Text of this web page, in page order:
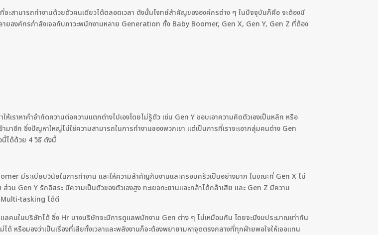
ะสามารถทำงานด้วยตัวคนเดียวได้ตลอดเวลา ดังนั้นโจทย์สำคัญขององค์กรต่าง ๆ ในปัจจุบันก็คือ จะต้องมี
องค์กรกำลังเจอกับภาวะพนักงานหลาย Generation ทั้ง Baby Boomer, Gen X, Gen Y, Gen Z ที่ต้อง
ราหาคำจำกัดความต่อความแตกต่างไปเองโดยไม่รู้ตัว เช่น Gen Y ชอบเอาความคิดตัวเองเป็นหลัก หรือ
าอีก ซึ่งปัญหาใหญ่ไม่ใช่ความสามารถในการทำงานของพวกเขา แต่เป็นการที่เราจะเอากลุ่มคนต่าง Gen
นี้ได้ด้วย 4 วิธี ดังนี้
มีระเบียบวินัยในการทำงาน และให้ความสำคัญกับงานและครอบครัวเป็นอย่างมาก ในขณะที่ Gen X ไม่
น Gen Y รักอิสระ มีความเป็นตัวของตัวเองสูง ทะเยอทะยานและกล้าได้กล้าเสีย และ Gen Z มีความ
Multi-tasking ได้ดี
ลคนในบริษัทได้ ซึ่ง Hr บางบริษัทจะมีการดูแลพนักงาน Gen ต่าง ๆ ไม่เหมือนกัน โดยจะมีงบประมาณเท่ากัน
หรือมองว่าเป็นเรื่องที่เสียทั้งเวลาและพลังงานก็จะต้องพยายามหาจุดตรงกลางที่ทุกฝ่ายพอใจให้เจอแทน